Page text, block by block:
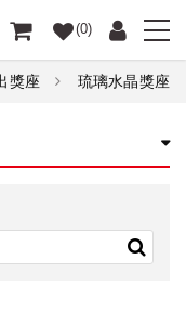
(0)
獎座 琉璃水晶獎座